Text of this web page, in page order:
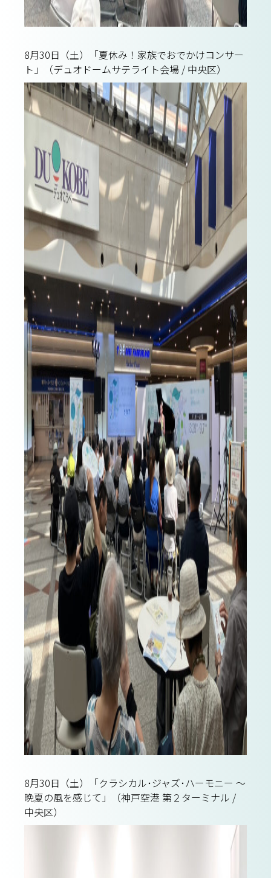
8月30日（土）「夏休み！家族でおでかけコンサー
ト」（デュオドームサテライト会場 / 中央区）
8月30日（土）「クラシカル･ジャズ･ハーモニー ～
晩夏の風を感じて」（神戸空港 第２ターミナル /
中央区）